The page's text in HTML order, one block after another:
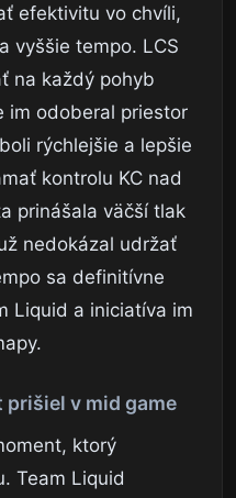
efektivitu vo chvíli,
vyššie tempo. LCS
na každý pohyb
im odoberal priestor
rýchlejšie a lepšie
kontrolu KC nad
prinášala väčší tlak
nedokázal udržať
sa definitívne
Liquid a iniciatíva im
v mid game
ktorý
Team Liquid